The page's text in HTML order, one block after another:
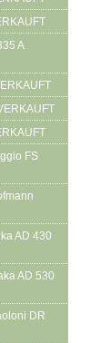
A
FS
AD 430
AD 530
DR